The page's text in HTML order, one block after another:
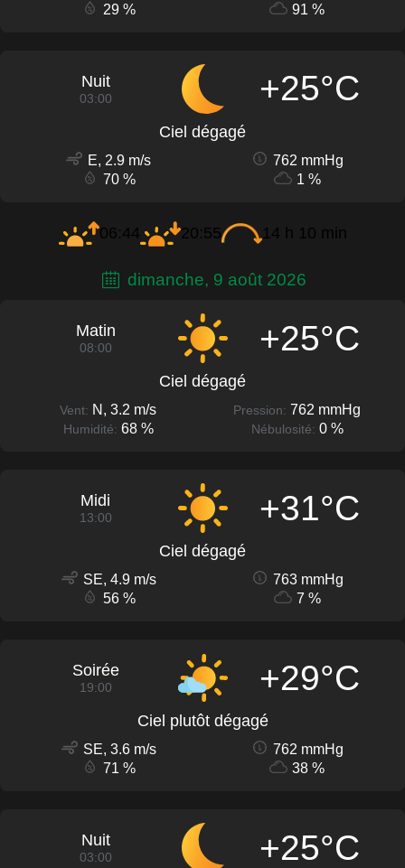
29 %
91 %
Nuit
03:00 +25°C
Ciel dégagé
E, 2.9 m/s
762 mmHg
70 %
1 %
06:44 20:55 14 h 10 min
dimanche, 9 août 2026
Matin
08:00 +25°C
Ciel dégagé
Vent: N, 3.2 m/s Pression: 762 mmHg
Humidité: 68 % Nébulosité: 0 %
Midi
13:00 +31°C
Ciel dégagé
SE, 4.9 m/s
763 mmHg
56 %
7 %
Soirée
19:00 +29°C
Ciel plutôt dégagé
SE, 3.6 m/s
762 mmHg
71 %
38 %
Nuit
03:00 +25°C